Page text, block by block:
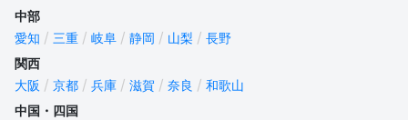
中部
愛知
三重 岐阜 静岡 山梨
長野
関西
大阪
京都 兵庫 滋賀 奈良
和歌山
中国・四国